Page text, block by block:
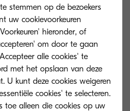
stemmen op de bezoekers
uw cookievoorkeuren
hieronder, of
om door te gaan
alle cookies' te
met het opslaan van deze
U kunt deze cookies weigeren
cookies' te selecteren.
toe alleen die cookies op uw